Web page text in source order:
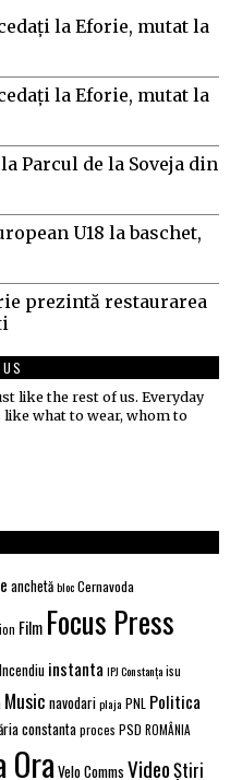
la Eforie, mutat la
la Eforie, mutat la
Parcul de la Soveja din
U18 la baschet,
prezintă restaurarea
like the rest of us. Everyday
like what to wear, whom to
anchetăblocCernavoda
Film Focus Press
Incendiu instanta IPJ Constanțaisu
Music navodariplaja PNL Politica
constantaproces PSD ROMÂNIA
Ora Velo Comms VideoȘtiri